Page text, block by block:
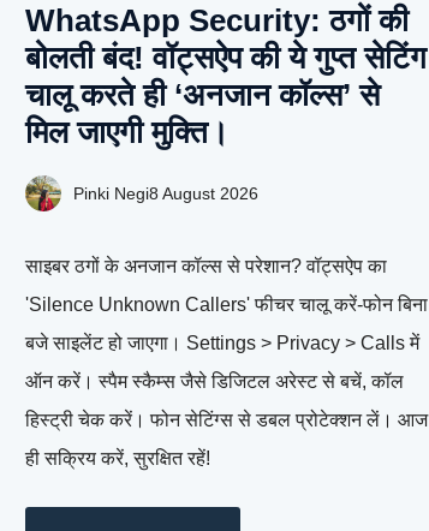
WhatsApp Security: ठगों की
बोलती बंद! वॉट्सऐप की ये गुप्त सेटिंग
चालू करते ही ‘अनजान कॉल्स’ से
मिल जाएगी मुक्ति।
Pinki Negi8 August 2026
साइबर ठगों के अनजान कॉल्स से परेशान? वॉट्सऐप का
'Silence Unknown Callers' फीचर चालू करें-फोन बिना
बजे साइलेंट हो जाएगा। Settings > Privacy > Calls में
ऑन करें। स्पैम स्कैम्स जैसे डिजिटल अरेस्ट से बचें, कॉल
हिस्ट्री चेक करें। फोन सेटिंग्स से डबल प्रोटेक्शन लें। आज
ही सक्रिय करें, सुरक्षित रहें!